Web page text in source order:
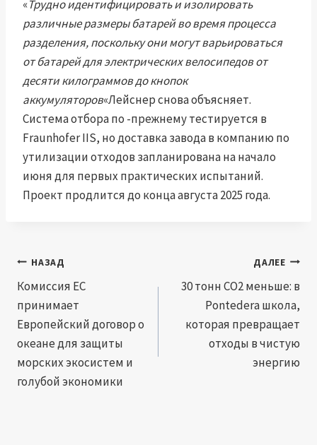
«Трудно идентифицировать и изолировать
различные размеры батарей во время процесса
разделения, поскольку они могут варьироваться
от батарей для электрических велосипедов от
десяти килограммов до кнопок
аккумуляторов«Лейснер снова объясняет.
Система отбора по -прежнему тестируется в
Fraunhofer IIS, но доставка завода в компанию по
утилизации отходов запланирована на начало
июня для первых практических испытаний.
Проект продлится до конца августа 2025 года.
Навигация
по
записям
НАЗАД
Комиссия ЕС
принимает
Европейский договор о
океане для защиты
морских экосистем и
голубой экономики
ДАЛЕЕ
30 тонн CO2 меньше: в
Pontedera школа,
которая превращает
отходы в чистую
энергию